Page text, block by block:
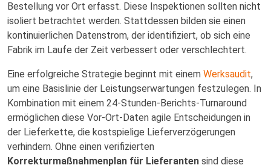
Bestellung vor Ort erfasst. Diese Inspektionen sollten nicht
isoliert betrachtet werden. Stattdessen bilden sie einen
kontinuierlichen Datenstrom, der identifiziert, ob sich eine
Fabrik im Laufe der Zeit verbessert oder verschlechtert.
Eine erfolgreiche Strategie beginnt mit einem Werksaudit,
um eine Basislinie der Leistungserwartungen festzulegen. In
Kombination mit einem 24-Stunden-Berichts-Turnaround
ermöglichen diese Vor-Ort-Daten agile Entscheidungen in
der Lieferkette, die kostspielige Lieferverzögerungen
verhindern. Ohne einen verifizierten
Korrekturmaßnahmenplan für Lieferanten sind diese